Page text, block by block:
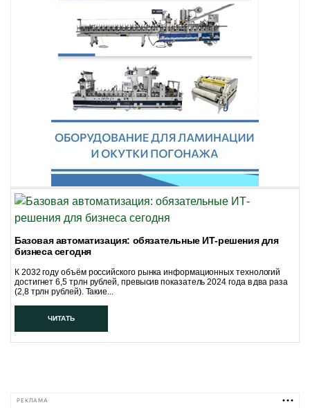
Базовая автоматизация: обязательные ИТ-решения для
бизнеса сегодня
К 2032 году объём российского рынка информационных технологий
достигнет 6,5 трлн рублей, превысив показатель 2024 года в два раза
(2,8 трлн рублей). Такие...
ЧИТАТЬ
РЕКЛАМА